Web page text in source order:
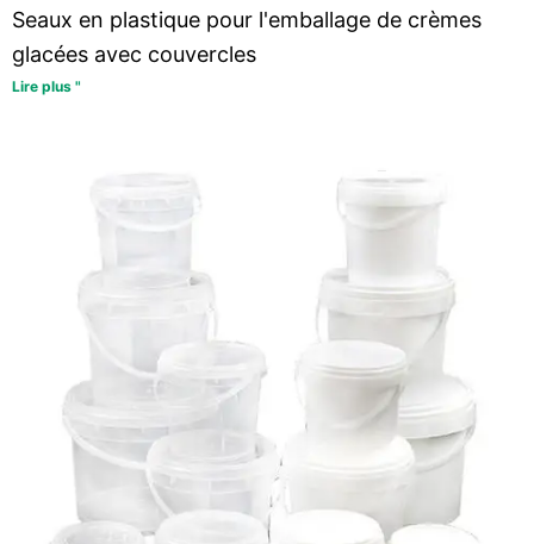
Seaux en plastique pour l'emballage de crèmes
glacées avec couvercles
Lire plus "